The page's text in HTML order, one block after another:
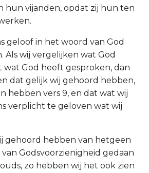
hun vijanden, opdat zij hun ten
geloof in het woord van God
Als wij vergelijken wat God
God heeft gesproken, dan
dat gelijk wij gehoord hebben,
hebben vers 9, en dat wat wij
verplicht te geloven wat wij
gehoord hebben van hetgeen
Godsvoorzienigheid gedaan
zo hebben wij het ook zien